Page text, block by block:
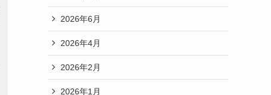
2026年6月
2026年4月
2026年2月
2026年1月